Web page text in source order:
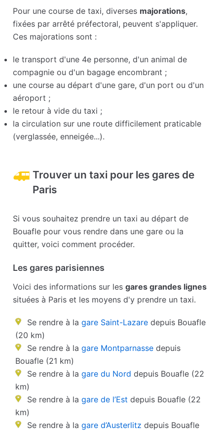
Pour une course de taxi, diverses majorations,
fixées par arrêté préfectoral, peuvent s'appliquer.
Ces majorations sont :
le transport d'une 4e personne, d'un animal de
compagnie ou d'un bagage encombrant ;
une course au départ d'une gare, d'un port ou d'un
aéroport ;
le retour à vide du taxi ;
la circulation sur une route difficilement praticable
(verglassée, enneigée...).
Trouver un taxi pour les gares de
Paris
Si vous souhaitez prendre un taxi au départ de
Bouafle pour vous rendre dans une gare ou la
quitter, voici comment procéder.
Les gares parisiennes
Voici des informations sur lesgares grandes lignes
situées à Paris et les moyens d'y prendre un taxi.
Se rendre à la gare Saint-Lazare depuis Bouafle
(20 km)
Se rendre à la gare Montparnasse depuis
Bouafle (21 km)
Se rendre à la gare du Nord depuis Bouafle (22
km)
Se rendre à la gare de l’Est depuis Bouafle (22
km)
Se rendre à la gare d’Austerlitz depuis Bouafle